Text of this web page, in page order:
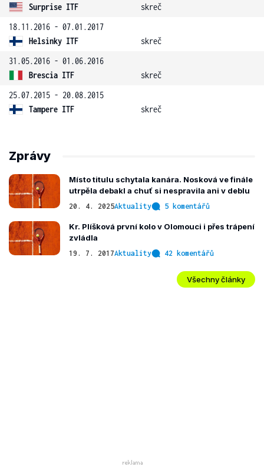
Surprise ITF
skreč
18.11.2016 - 07.01.2017
Helsinky ITF
skreč
31.05.2016 - 01.06.2016
Brescia ITF
skreč
25.07.2015 - 20.08.2015
Tampere ITF
skreč
Zprávy
Místo titulu schytala kanára. Nosková ve finále
utrpěla debakl a chuť si nespravila ani v deblu
20. 4. 2025Aktuality 5 komentářů
Kr. Plíšková první kolo v Olomouci i přes trápení
zvládla
19. 7. 2017Aktuality 42 komentářů
Všechny články